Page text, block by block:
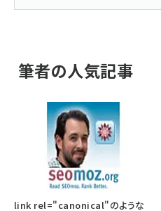
筆者の人気記事
link rel="canonical"のような